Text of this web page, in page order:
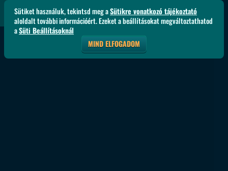
Sütiket használuk, tekintsd meg aSütikre vonatkozó tájékoztató
aloldalt további információért. Ezeket a beállításokat megváltoztathatod
aSüti Beállításoknál
MIND ELFOGADOM